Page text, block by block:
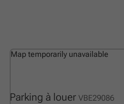
Parking à louer VBE29086
Map temporarily unavailable